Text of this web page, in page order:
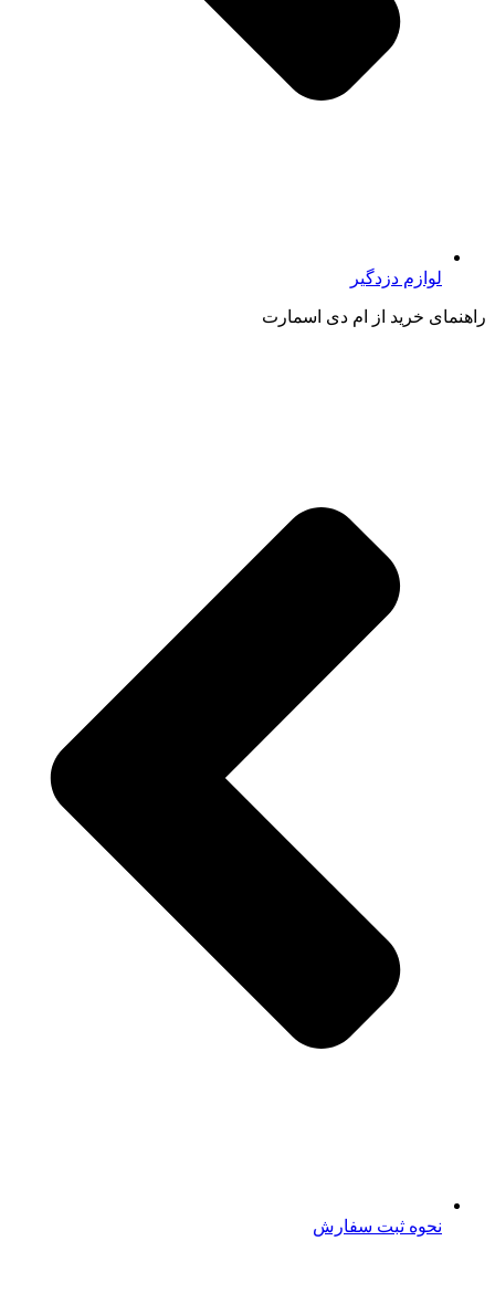
لوازم دزدگیر
راهنمای خرید از ام دی اسمارت
نحوه ثبت سفارش